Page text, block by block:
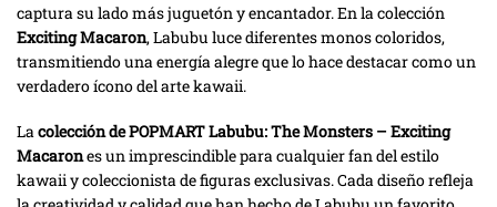
captura su lado más juguetón y encantador. En la colección
Exciting Macaron, Labubu luce diferentes monos coloridos,
transmitiendo una energía alegre que lo hace destacar como un
verdadero ícono del arte kawaii.
Lacolección de POPMART Labubu: The Monsters – Exciting
Macarones un imprescindible para cualquier fan del estilo
kawaii y coleccionista de figuras exclusivas. Cada diseño refleja